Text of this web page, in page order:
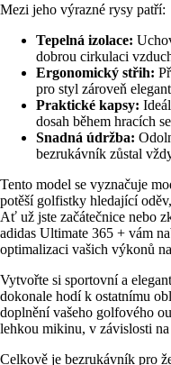
Mezi jeho výrazné rysy patří:
Tepelná izolace:
dobrou cirkulaci
Ergonomický střih:
pro styl zároveň
Praktické kapsy:
dosah během hracích
Snadná údržba:
bezrukávník zůstal
Tento model se vyznačuje
potěší golfistky hledající
Ať už jste začátečnice nebo
adidas Ultimate 365 + vám
optimalizaci vašich výkonů
Vytvořte si sportovní a
dokonale hodí k ostatnímu
doplnění vašeho golfového
lehkou mikinu, v závislosti na
Celkově je bezrukávník pro